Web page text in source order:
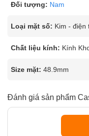
Đối tượng: Nam
Loại mặt số: Kim - điện
Chất liệu kính: Kính
Size mặt: 48.9mm
Đánh giá sản phẩm